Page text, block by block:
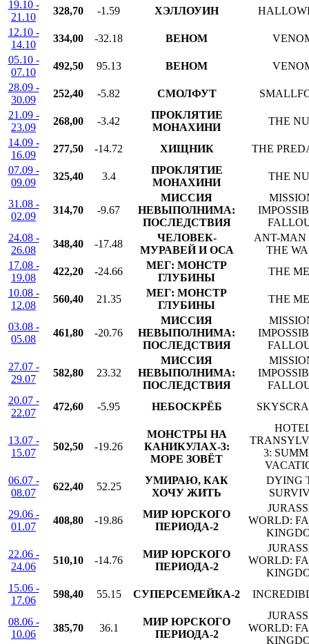
19.10 -
21.10
328,70 -1.59 ХЭЛЛОУИН
12.10 -
14.10
334,00 -32.18 ВЕНОМ
05.10 -
07.10
492,50 95.13 ВЕНОМ
28.09 -
30.09
252,40 -5.82 СМОЛФУТ
21.09 -
23.09
268,00 -3.42
ПРОКЛЯТИЕ
МОНАХИНИ
THE
14.09 -
16.09
277,50 -14.72 ХИЩНИК
THE
07.09 -
09.09
325,40 3.4
ПРОКЛЯТИЕ
МОНАХИНИ
THE
31.08 -
02.09
314,70 -9.67
МИССИЯ
НЕВЫПОЛНИМА:
ПОСЛЕДСТВИЯ
24.08 -
26.08
348,40 -17.48
ЧЕЛОВЕК-
МУРАВЕЙ И ОСА
ANT-MAN
THE
17.08 -
19.08
422,20 -24.66
МЕГ: МОНСТР
ГЛУБИНЫ
THE
10.08 -
12.08
560,40 21.35
МЕГ: МОНСТР
ГЛУБИНЫ
THE
03.08 -
05.08
461,80 -20.76
МИССИЯ
НЕВЫПОЛНИМА:
ПОСЛЕДСТВИЯ
27.07 -
29.07
582,80 23.32
МИССИЯ
НЕВЫПОЛНИМА:
ПОСЛЕДСТВИЯ
20.07 -
22.07
472,60 -5.95 НЕБОСКРЁБ
13.07 -
15.07
502,50 -19.26
МОНСТРЫ НА
КАНИКУЛАХ-3:
МОРЕ ЗОВЁТ
3:
06.07 -
08.07
622,40 52.25
УМИРАЮ, КАК
ХОЧУ ЖИТЬ
DYING
29.06 -
01.07
408,80 -19.86
МИР ЮРСКОГО
ПЕРИОДА-2
WORLD:
22.06 -
24.06
510,10 -14.76
МИР ЮРСКОГО
ПЕРИОДА-2
WORLD:
15.06 -
17.06
598,40 55.15 СУПЕРСЕМЕЙКА-2
08.06 -
10.06
385,70 36.1
МИР ЮРСКОГО
ПЕРИОДА-2
WORLD: